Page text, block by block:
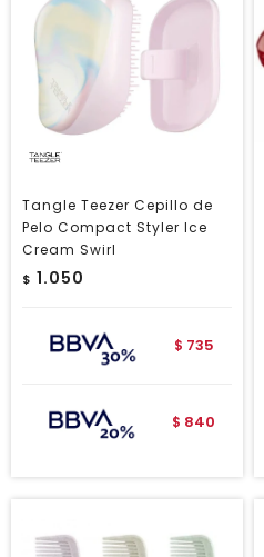
Tangle Teezer Cepillo de
Pelo Compact Styler Ice
Cream Swirl
$ 1.050
$ 735
$ 840